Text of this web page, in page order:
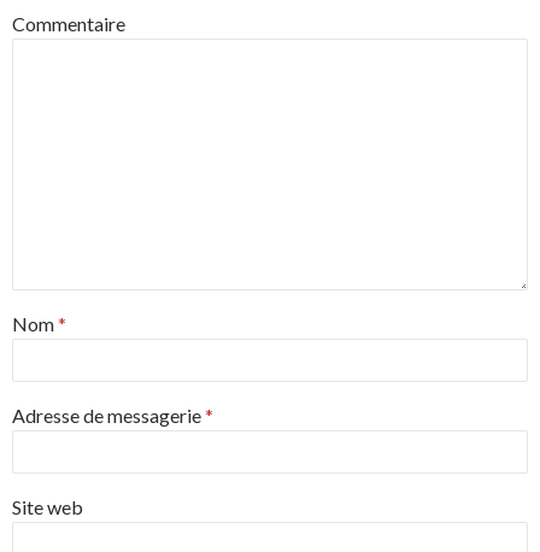
Commentaire
Nom*
Adresse de messagerie*
Site web